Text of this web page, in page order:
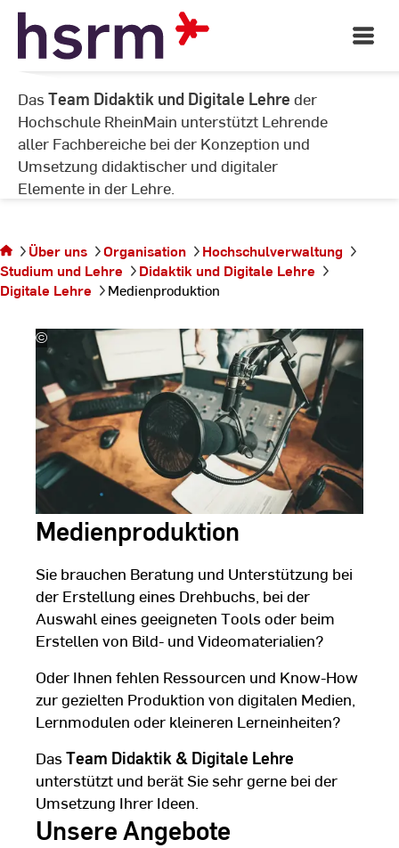
Skip
Content
Open
Main
Lehrende
DasTeam Didaktik und Digitale Lehre der
Hochschule RheinMain unterstützt Lehrende
aller Fachbereiche bei der Konzeption und
Umsetzung didaktischer und digitaler
Elemente in der Lehre.
Sie befinden sich
auf der Seite
Medienproduktion
Über uns Organisation
Hochschulverwaltung
Studium und Lehre
Didaktik und Digitale Lehre
Digitale Lehre
Medienproduktion
©
Dmitry
Volocheck,
Adobe
Stock
Medienproduktion
Sie brauchen Beratung und Unterstützung bei
der Erstellung eines Drehbuchs, bei der
Auswahl eines geeigneten Tools oder beim
Erstellen von Bild- und Videomaterialien?
Oder Ihnen fehlen Ressourcen und Know-How
zur gezielten Produktion von digitalen Medien,
Lernmodulen oder kleineren Lerneinheiten?
DasTeam Didaktik & Digitale Lehre
unterstützt und berät Sie sehr gerne bei der
Umsetzung Ihrer Ideen.
Unsere Angebote